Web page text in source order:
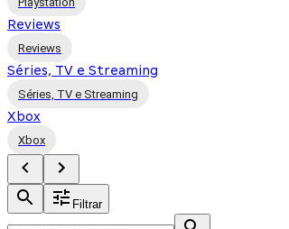
Reviews
Reviews
Séries, TV e Streaming
Séries, TV e Streaming
Xbox
Xbox
Filtrar